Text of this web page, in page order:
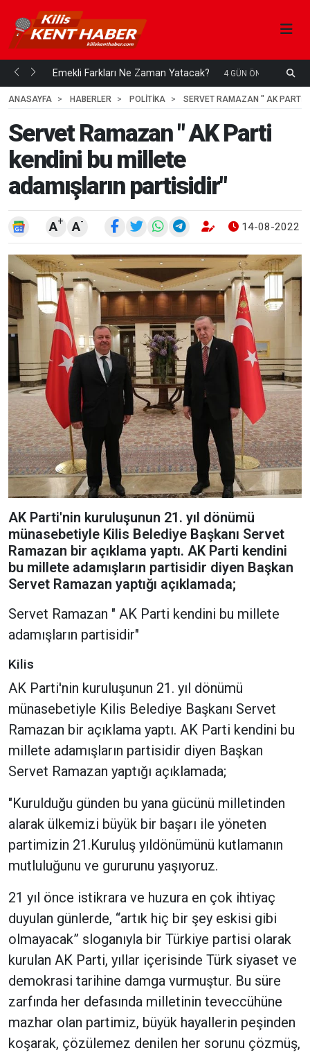
mi... Emekli Farkları Ne Zaman Yatacak? 4 GÜN ÖNCE
ANASAYFA
HABERLER POLİTİKA SERVET RAMAZAN " AK PARTI
Servet Ramazan " AK Parti
kendini bu millete
adamışların partisidir"
A+ A- 14-08-2022
AK Parti'nin kuruluşunun 21. yıl dönümü
münasebetiyle Kilis Belediye Başkanı Servet
Ramazan bir açıklama yaptı. AK Parti kendini
bu millete adamışların partisidir diyen Başkan
Servet Ramazan yaptığı açıklamada;
Servet Ramazan " AK Parti kendini bu millete
adamışların partisidir"
Kilis
AK Parti'nin kuruluşunun 21. yıl dönümü
münasebetiyle Kilis Belediye Başkanı Servet
Ramazan bir açıklama yaptı. AK Parti kendini bu
millete adamışların partisidir diyen Başkan
Servet Ramazan yaptığı açıklamada;
"Kurulduğu günden bu yana gücünü milletinden
alarak ülkemizi büyük bir başarı ile yöneten
partimizin 21.Kuruluş yıldönümünü kutlamanın
mutluluğunu ve gururunu yaşıyoruz.
21 yıl önce istikrara ve huzura en çok ihtiyaç
duyulan günlerde, “artık hiç bir şey eskisi gibi
olmayacak” sloganıyla bir Türkiye partisi olarak
kurulan AK Parti, yıllar içerisinde Türk siyaset ve
demokrasi tarihine damga vurmuştur. Bu süre
zarfında her defasında milletinin teveccühüne
mazhar olan partimiz, büyük hayallerin peşinden
koşarak, çözülemez denilen her sorunu çözmüş,